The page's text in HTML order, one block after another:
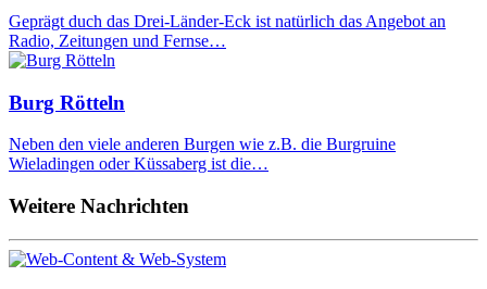
Geprägt duch das Drei-Länder-Eck ist natürlich das Angebot an
Radio, Zeitungen und Fernse…
Burg Rötteln
Neben den viele anderen Burgen wie z.B. die Burgruine
Wieladingen oder Küssaberg ist die…
Weitere Nachrichten